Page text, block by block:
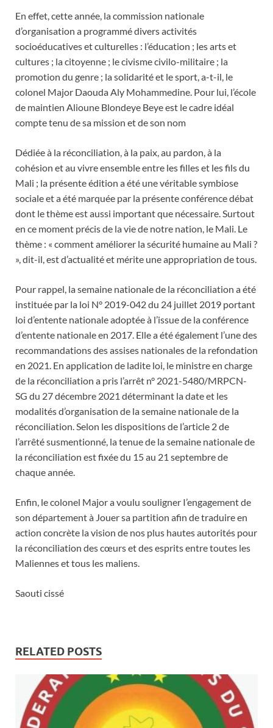
En effet, cette année, la commission nationale
d’organisation a programmé divers activités
socioéducatives et culturelles : l’éducation ; les arts et
cultures ; la citoyenne ; le civisme civilo-militaire ; la
promotion du genre ; la solidarité et le sport, a-t-il, le
colonel Major Daouda Aly Mohammedine. Pour lui, l’école
de maintien Alioune Blondeye Beye est le cadre idéal
compte tenu de sa mission et de son nom
Dédiée à la réconciliation, à la paix, au pardon, à la
cohésion et au vivre ensemble entre les filles et les fils du
Mali ; la présente édition a été une véritable symbiose
sociale et a été marquée par la présente conférence débat
dont le thème est aussi important que nécessaire. Surtout
en ce moment précis de la vie de notre nation, le Mali. Le
thème : « comment améliorer la sécurité humaine au Mali ?
», dit-il, est d’actualité et mérite une appropriation de tous.
Pour rappel, la semaine nationale de la réconciliation a été
instituée par la loi N° 2019-042 du 24 juillet 2019 portant
loi d’entente nationale adoptée à l’issue de la conférence
d’entente nationale en 2017. Elle a été également l’une des
recommandations des assises nationales de la refondation
en 2021. En application de ladite loi, le ministre en charge
de la réconciliation a pris l’arrêt n° 2021-5480/MRPCN-
SG du 27 décembre 2021 déterminant la date et les
modalités d’organisation de la semaine nationale de la
réconciliation. Selon les dispositions de l’article 2 de
l’arrêté susmentionné, la tenue de la semaine nationale de
la réconciliation est fixée du 15 au 21 septembre de
chaque année.
Enfin, le colonel Major a voulu souligner I’engagement de
son département à Jouer sa partition afin de traduire en
action concrète la vision de nos plus hautes autorités pour
la réconciliation des cœurs et des esprits entre toutes les
Maliennes et tous les maliens.
Saouti cissé
RELATED POSTS